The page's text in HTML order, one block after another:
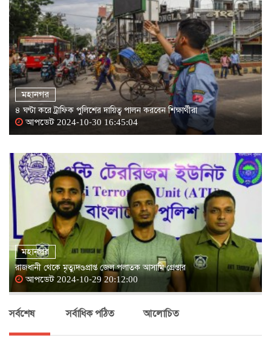
মহানগর
৪ ঘণ্টা করে ট্রাফিক পুলিশের দায়িত্ব পালন করবেন শিক্ষার্থীরা
আপডেট 2024-10-30 16:45:04
মহানগর
রাজধানী থেকে মৃত্যুদণ্ডপ্রাপ্ত জেল পলাতক আসামি গ্রেপ্তার
আপডেট 2024-10-29 20:12:00
সর্বশেষ সর্বাধিক পঠিত আলোচিত